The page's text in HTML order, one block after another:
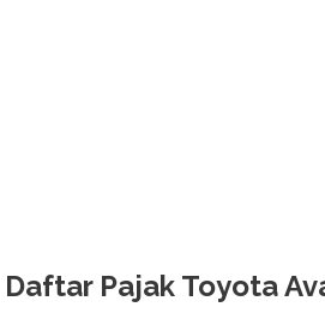
Daftar Pajak Toyota